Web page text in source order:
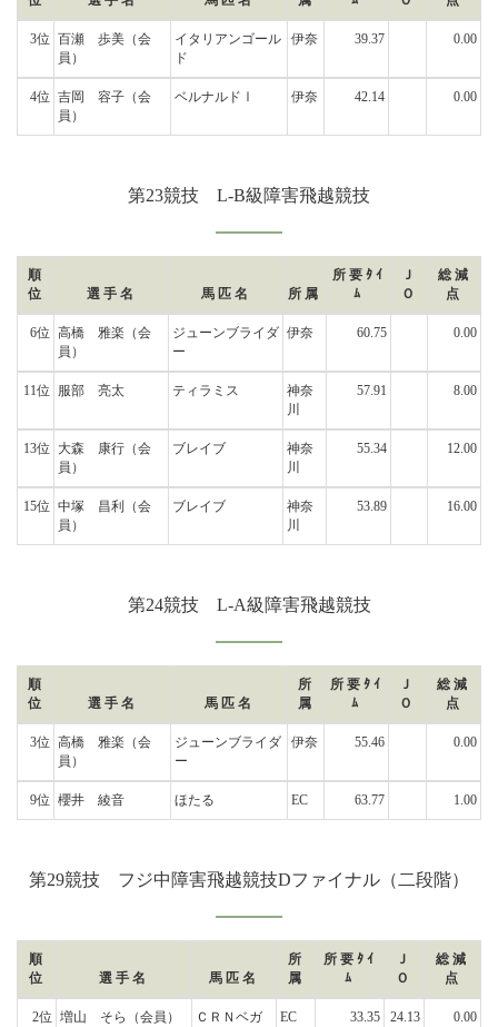
3位 百瀬 歩美 （会
員）
イタリアンゴール
ド
伊奈 39.37 0.00
4位 吉岡 容子 （会
員）
ベルナルドⅠ 伊奈 42.14 0.00
第23競技 L-B級障害飛越競技
順
位
選手名 馬匹名 所属
所要ﾀｲ
ﾑ
Ｊ
Ｏ
総減
点
6位 高橋 雅楽 （会
員）
ジューンブライダ
ー
伊奈 60.75 0.00
11位 服部 亮太 ティラミス
神奈
川
57.91 8.00
13位 大森 康行 （会
員）
ブレイブ
神奈
川
55.34 12.00
15位 中塚 昌利
（会
員）
ブレイブ
神奈
川
53.89 16.00
第24競技 L-A級障害飛越競技
順
位
選手名 馬匹名
所
属
所要ﾀｲ
ﾑ
Ｊ
Ｏ
総減
点
3位 高橋 雅楽 （会
員）
ジューンブライダ
ー
伊奈 55.46 0.00
9位 櫻井 綾音 ほたる EC 63.77 1.00
第29競技 フジ中障害飛越競技Dファイナル（二段階）
順
位
選手名 馬匹名
所
属
所要ﾀｲ
ﾑ
Ｊ
Ｏ
総減
点
2位 増山 そら （会員）
ＣＲＮベガ
EC 33.35 24.13 0.00